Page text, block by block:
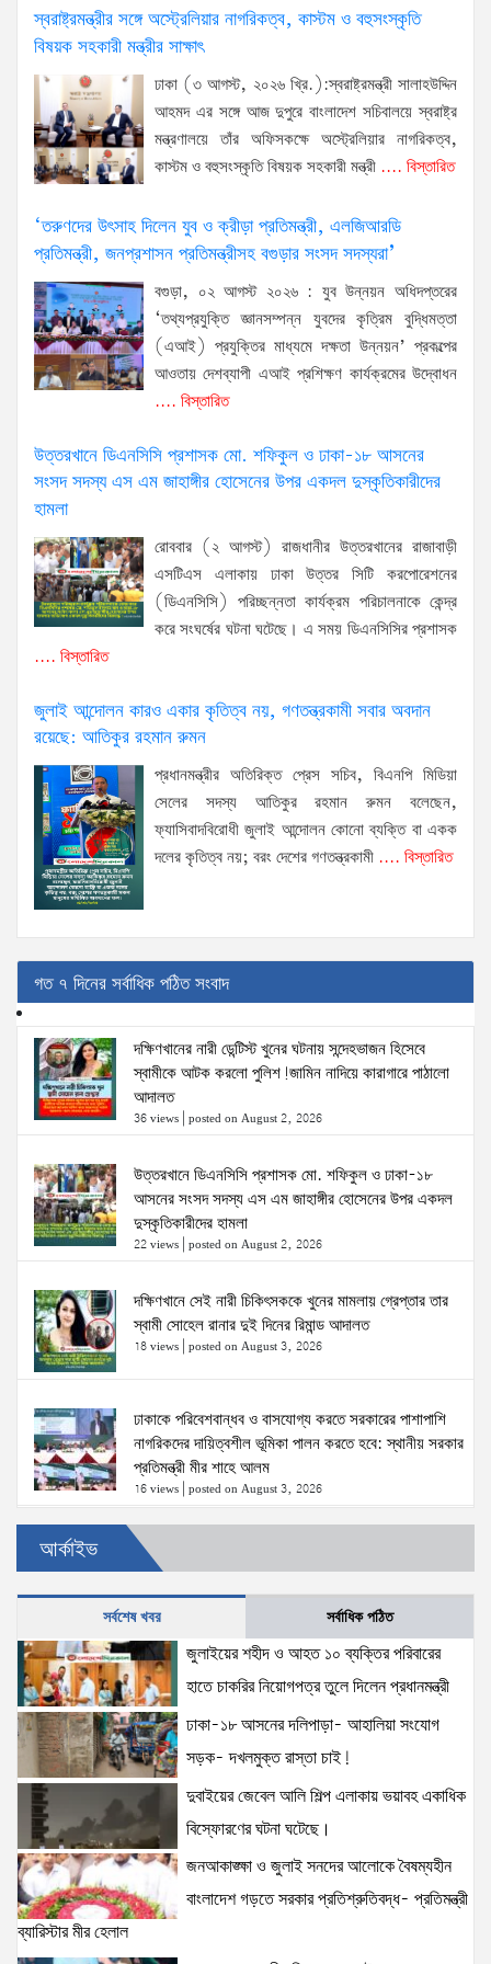
স্বরাষ্ট্রমন্ত্রীর সঙ্গে অস্ট্রেলিয়ার নাগরিকত্ব, কাস্টম ও বহুসংস্কৃতি
বিষয়ক সহকারী মন্ত্রীর সাক্ষাৎ
ঢাকা (৩ আগস্ট, ২০২৬ খ্রি.):স্বরাষ্ট্রমন্ত্রী সালাহউদ্দিন
আহমদ এর সঙ্গে আজ দুপুরে বাংলাদেশ সচিবালয়ে স্বরাষ্ট্র
মন্ত্রণালয়ে তাঁর অফিসকক্ষে অস্ট্রেলিয়ার নাগরিকত্ব,
কাস্টম ও বহুসংস্কৃতি বিষয়ক সহকারী মন্ত্রী .... বিস্তারিত
‘তরুণদের উৎসাহ দিলেন যুব ও ক্রীড়া প্রতিমন্ত্রী, এলজিআরডি
প্রতিমন্ত্রী, জনপ্রশাসন প্রতিমন্ত্রীসহ বগুড়ার সংসদ সদস্যরা’
বগুড়া, ০২ আগস্ট ২০২৬ : যুব উন্নয়ন অধিদপ্তরের
‘তথ্যপ্রযুক্তি জ্ঞানসম্পন্ন যুবদের কৃত্রিম বুদ্ধিমত্তা
(এআই) প্রযুক্তির মাধ্যমে দক্ষতা উন্নয়ন’ প্রকল্পের
আওতায় দেশব্যাপী এআই প্রশিক্ষণ কার্যক্রমের উদ্বোধন
.... বিস্তারিত
উত্তরখানে ডিএনসিসি প্রশাসক মো. শফিকুল ও ঢাকা-১৮ আসনের
সংসদ সদস্য এস এম জাহাঙ্গীর হোসেনের উপর একদল দুস্কৃতিকারীদের
হামলা
রোববার (২ আগস্ট) রাজধানীর উত্তরখানের রাজাবাড়ী
এসটিএস এলাকায় ঢাকা উত্তর সিটি করপোরেশনের
(ডিএনসিসি) পরিচ্ছন্নতা কার্যক্রম পরিচালনাকে কেন্দ্র
করে সংঘর্ষের ঘটনা ঘটেছে। এ সময় ডিএনসিসির প্রশাসক
.... বিস্তারিত
জুলাই আন্দোলন কারও একার কৃতিত্ব নয়, গণতন্ত্রকামী সবার অবদান
রয়েছে: আতিকুর রহমান রুমন
প্রধানমন্ত্রীর অতিরিক্ত প্রেস সচিব, বিএনপি মিডিয়া
সেলের সদস্য আতিকুর রহমান রুমন বলেছেন,
ফ্যাসিবাদবিরোধী জুলাই আন্দোলন কোনো ব্যক্তি বা একক
দলের কৃতিত্ব নয়; বরং দেশের গণতন্ত্রকামী .... বিস্তারিত
গত ৭ দিনের সর্বাধিক পঠিত সংবাদ
দক্ষিণখানের নারী ডেন্টিস্ট খুনের ঘটনায় সন্দেহভাজন হিসেবে
স্বামীকে আটক করলো পুলিশ!জামিন নাদিয়ে কারাগারে পাঠালো
আদালত
36 views posted on August 2, 2026
উত্তরখানে ডিএনসিসি প্রশাসক মো. শফিকুল ও ঢাকা-১৮
আসনের সংসদ সদস্য এস এম জাহাঙ্গীর হোসেনের উপর একদল
দুস্কৃতিকারীদের হামলা
22 views posted on August 2, 2026
দক্ষিণখানে সেই নারী চিকিৎসককে খুনের মামলায় গ্রেপ্তার তার
স্বামী সোহেল রানার দুই দিনের রিমান্ড আদালত
18 views posted on August 3, 2026
ঢাকাকে পরিবেশবান্ধব ও বাসযোগ্য করতে সরকারের পাশাপাশি
নাগরিকদের দায়িত্বশীল ভূমিকা পালন করতে হবে: স্থানীয় সরকার
প্রতিমন্ত্রী মীর শাহে আলম
16 views posted on August 3, 2026
স্বরাষ্ট্রমন্ত্রীর সঙ্গে অস্ট্রেলিয়ার নাগরিকত্ব, কাস্টম ও
বহুসংস্কৃতি বিষয়ক সহকারী মন্ত্রীর সাক্ষাৎ
15 views|posted on August 3, 2026
দুবাইয়ের জেবেল আলি শিল্প এলাকায় ভয়াবহ একাধিক
বিস্ফোরণের ঘটনা ঘটেছে।
15 views
ঢাকা-১৮ আসনের দলিপাড়া- আহালিয়া সংযোগ সড়ক-
দখলমুক্ত রাস্তা চাই!
15 views |posted on August 6, 2026
‘তরুণদের উৎসাহ দিলেন যুব ও ক্রীড়া প্রতিমন্ত্রী, এলজিআরডি
প্রতিমন্ত্রী, জনপ্রশাসন প্রতিমন্ত্রীসহ বগুড়ার সংসদ সদস্যরা’
আর্কাইভ
সর্বশেষ খবর সর্বাধিক পঠিত
জুলাইয়ের শহীদ ও আহত ১০ ব্যক্তির পরিবারের
হাতে চাকরির নিয়োগপত্র তুলে দিলেন প্রধানমন্ত্রী
ঢাকা-১৮ আসনের দলিপাড়া- আহালিয়া সংযোগ
সড়ক- দখলমুক্ত রাস্তা চাই!
দুবাইয়ের জেবেল আলি শিল্প এলাকায় ভয়াবহ একাধিক
বিস্ফোরণের ঘটনা ঘটেছে।
জনআকাঙ্ক্ষা ও জুলাই সনদের আলোকে বৈষম্যহীন
বাংলাদেশ গড়তে সরকার প্রতিশ্রুতিবদ্ধ- প্রতিমন্ত্রী
ব্যারিস্টার মীর হেলাল